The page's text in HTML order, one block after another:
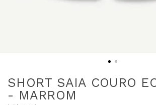
SHORT SAIA COURO
- MARROM